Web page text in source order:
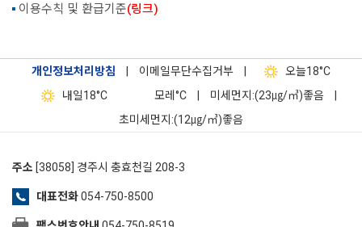
이용수칙 및 환급기준(링크)
개인정보처리방침 이메일무단수집거부 오늘18°C
내일18°C 모레 °C 미세먼지:(23㎍/㎥)좋음
초미세먼지:(12㎍/㎥)좋음
주소 [38058] 경주시 충효천길 208-3
대표전화054-750-8500